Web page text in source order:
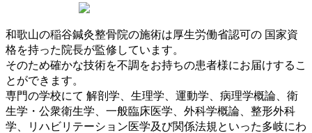
★★★★★
いつもお世話なりありがとうございます！
かれこれ、10年以上夫婦でお世話になっていま
す。
今回もマラソン大会出場前にメンテナンスしても
らいました。
続きを読む
和歌山の稲谷鍼灸整骨院の施術は厚生労働省認可の 国家資
格を持った院長が監修しています。
そのため確かな技術を不調をお持ちの患者様にお届けするこ
とができます。
専門の学校にて 解剖学、生理学、運動学、病理学概論、衛
生学・公衆衛生学、一般臨床医学、外科学概論、整形外科
学、リハビリテーション医学及び関係法規といった多岐にわ